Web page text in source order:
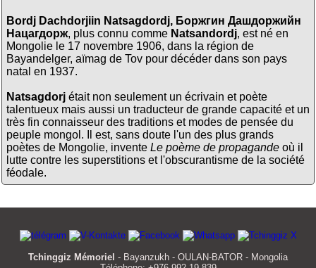
Bordj Dachdorjiin Natsagdordj, Боржгин Дашдоржийн
Нацагдорж, plus connu comme Natsandordj, est né en
Mongolie le 17 novembre 1906, dans la région de
Bayandelger, aïmag de Tov pour décéder dans son pays
natal en 1937.
Natsagdorjétait non seulement un écrivain et poète
talentueux mais aussi un traducteur de grande capacité et un
très fin connaisseur des traditions et modes de pensée du
peuple mongol. Il est, sans doute l'un des plus grands
poètes de Mongolie, invente Le poème de propagandeoù il
lutte contre les superstitions et l'obscurantisme de la société
féodale.
Tchinggiz Mémoriel - Bayanzukh - OULAN-BATOR - Mongolia